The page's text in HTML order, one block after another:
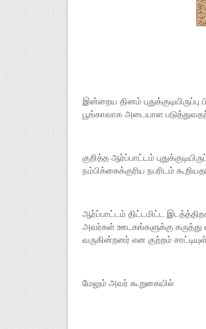
இன்றைய தினம்
பூங்காவாக அடையாள
குறித்த ஆர்ப்பாட்டம்
நம்பிக்கைக்குரிய நபரிடம்
ஆர்ப்பாட்டம் திட்டமிட்ட
அவர்கள் ஊடகங்களுக்கு கருத்து
வருகின்றனர் என குற்றம்
மேலும் அவர் கூறுகையில்